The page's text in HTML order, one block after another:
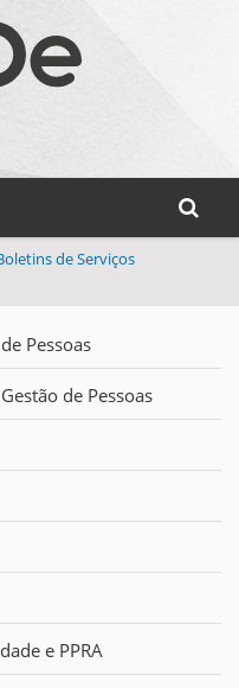
Busca
Busca
de Serviços
Pessoas
de Pessoas
e PPRA